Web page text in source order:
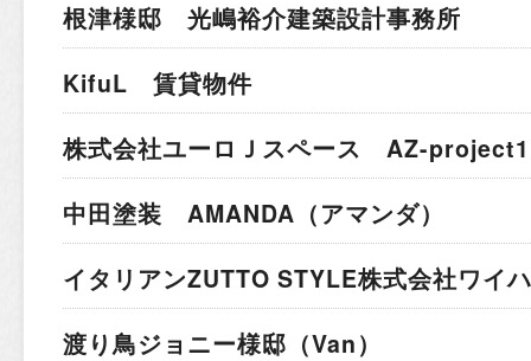
根津様邸 光嶋裕介建築設計事務所
KifuL 賃貸物件
株式会社ユーロＪスペース AZ-project1
中田塗装 AMANDA（アマンダ）
イタリアンZUTTO STYLE株式会社ワイ
渡り鳥ジョニー様邸（Van）